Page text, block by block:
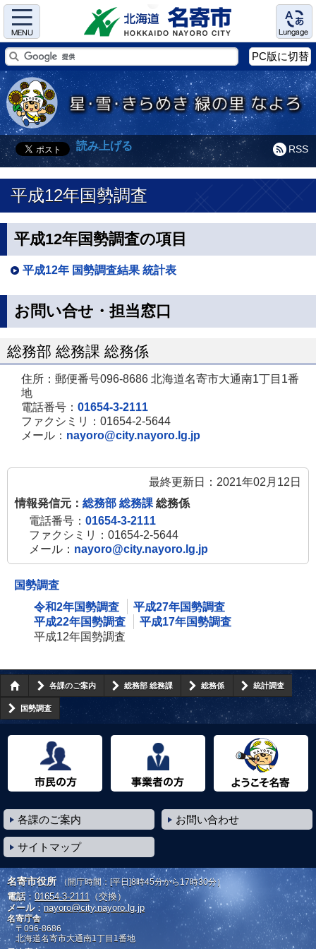
Menu Language
PC版に切替
RSS
読み上げる
平成12年国勢調査
平成12年国勢調査の項目
平成12年 国勢調査結果 統計表
お問い合せ・担当窓口
総務部 総務課 総務係
住所：郵便番号096-8686 北海道名寄市大通南1丁目1番
地
電話番号： 01654-3-2111
ファクシミリ：01654-2-5644
メール： nayoro@city.nayoro.lg.jp
最終更新日：2021年02月12日
情報発信元： 総務部 総務課 総務係
電話番号： 01654-3-2111
ファクシミリ：01654-2-5644
メール： nayoro@city.nayoro.lg.jp
国勢調査
令和2年国勢調査
平成27年国勢調査
平成22年国勢調査
平成17年国勢調査
平成12年国勢調査
各課のご案内 総務部 総務課 総務係 統計調査
国勢調査
各課のご案内 お問い合わせ
サイトマップ
名寄市役所 （開庁時間：[平日]8時45分から17時30分）
電話： 01654-3-2111（交換）
メール：nayoro@city.nayoro.lg.jp
名寄庁舎
〒096-8686
北海道名寄市大通南1丁目1番地